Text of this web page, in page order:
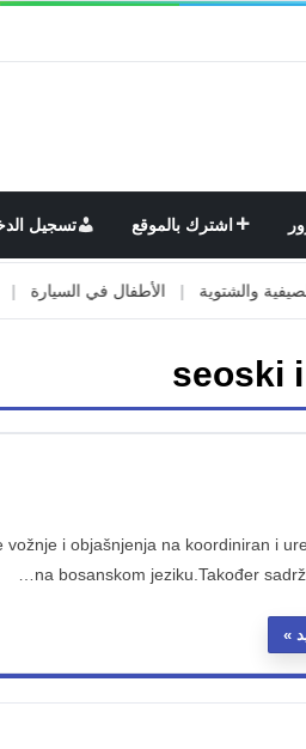
اشترك بالموقع تسجيل
والشتوية | الأطفال في السيارة |
seoski
i objašnjenja na koordiniran i
na bosanskom jeziku.Također